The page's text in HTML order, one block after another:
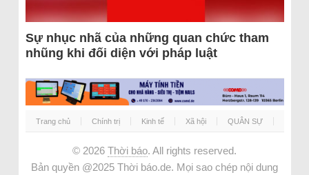
Sự nhục nhã của những quan chức tham
nhũng khi đối diện với pháp luật
Trang chủ Chính trị Kinh tế Xã hội QUÂN SỰ
© 2026 Thời báo. All rights reserved.
Bản quyền @2025 Thời báo.de. Mọi sao chép nội dung